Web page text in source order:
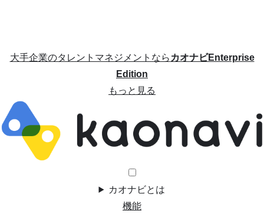
大手企業のタレントマネジメントならカオナビEnterprise
Edition
もっと見る
カオナビとは
機能